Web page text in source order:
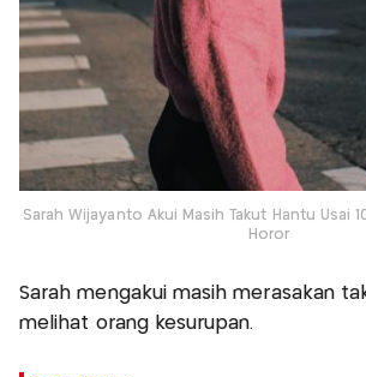
Sarah Wijayanto Akui Masih Takut Hantu Usai
Horor
Sarah mengakui masih merasakan
melihat orang kesurupan.